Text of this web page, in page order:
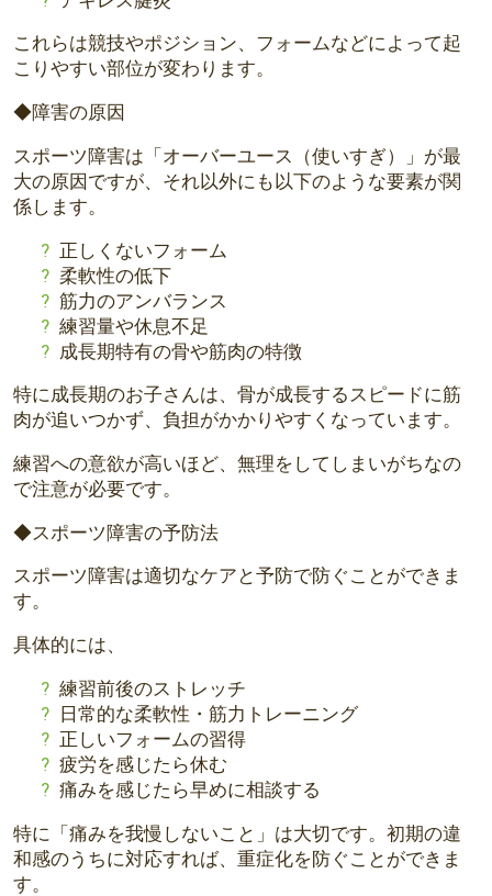
これらは競技やポジション、 フォームなどによって起
こりやすい部位が変わります。
◆障害の原因
スポーツ障害は「オーバーユース（使いすぎ）」 が最
大の原因ですが、 それ以外にも以下のような要素が関
係します。
正しくないフォーム
柔軟性の低下
筋力のアンバランス
練習量や休息不足
成長期特有の骨や筋肉の特徴
特に成長期のお子さんは、 骨が成長するスピードに筋
肉が追いつかず、 負担がかかりやすくなっています。
練習への意欲が高いほど、 無理をしてしまいがちなの
で注意が必要です。
◆スポーツ障害の予防法
スポーツ障害は適切なケアと予防で防ぐことができま
す。
具体的には、
練習前後のストレッチ
日常的な柔軟性・筋力トレーニング
正しいフォームの習得
疲労を感じたら休む
痛みを感じたら早めに相談する
特に「痛みを我慢しないこと」は大切です。 初期の違
和感のうちに対応すれば、重症化を防ぐことができま
す。